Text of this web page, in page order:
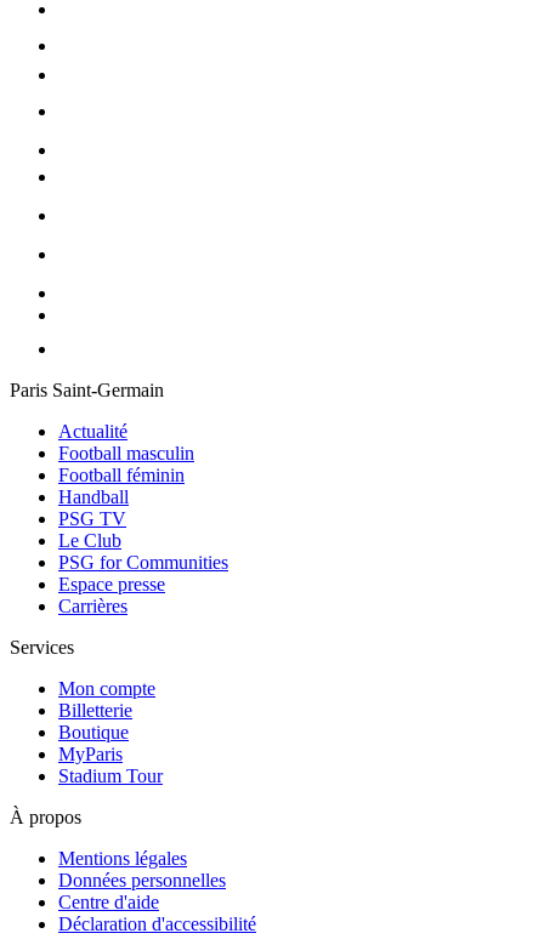
Paris Saint-Germain
Actualité
Football masculin
Football féminin
Handball
PSG TV
Le Club
PSG for Communities
Espace presse
Carrières
Services
Mon compte
Billetterie
Boutique
MyParis
Stadium Tour
À propos
Mentions légales
Données personnelles
Centre d'aide
Déclaration d'accessibilité